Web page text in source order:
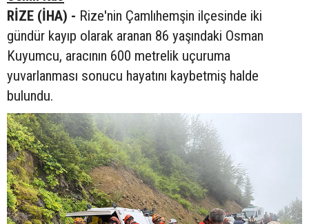
RİZE (İHA) - Rize'nin Çamlıhemşin ilçesinde iki
gündür kayıp olarak aranan 86 yaşındaki Osman
Kuyumcu, aracının 600 metrelik uçuruma
yuvarlanması sonucu hayatını kaybetmiş halde
bulundu.